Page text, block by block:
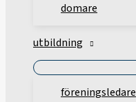
domare
utbildning
föreningsledare